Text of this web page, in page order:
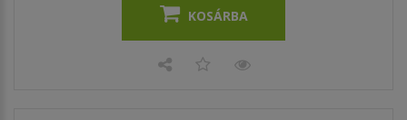
KOSÁRBA